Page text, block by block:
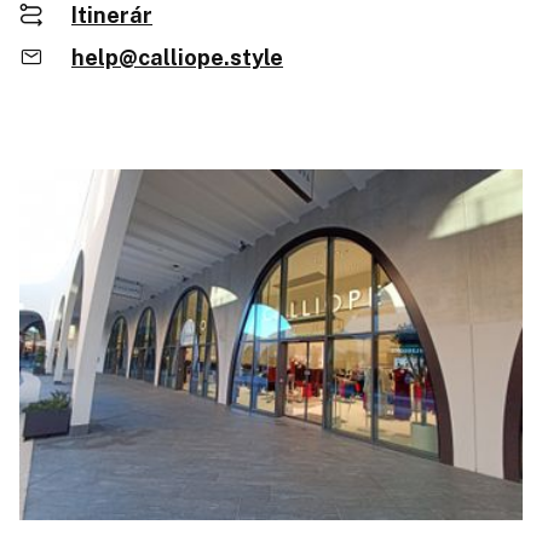
Itinerár
help@calliope.style